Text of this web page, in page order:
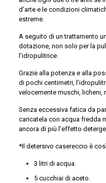
d’arte e le condizioni
estreme.
A seguito di un trattamento
dotazione, non solo per la
l’idropulitrice.
Grazie alla potenza e alla
di pochi centimetri,
velocemente muschi, licheni,
Senza eccessiva fatica da
caricatela con acqua fredda
ancora di più l’effetto
*Il detersivo casereccio è
3 litri di acqua.
5 cucchiai di aceto.